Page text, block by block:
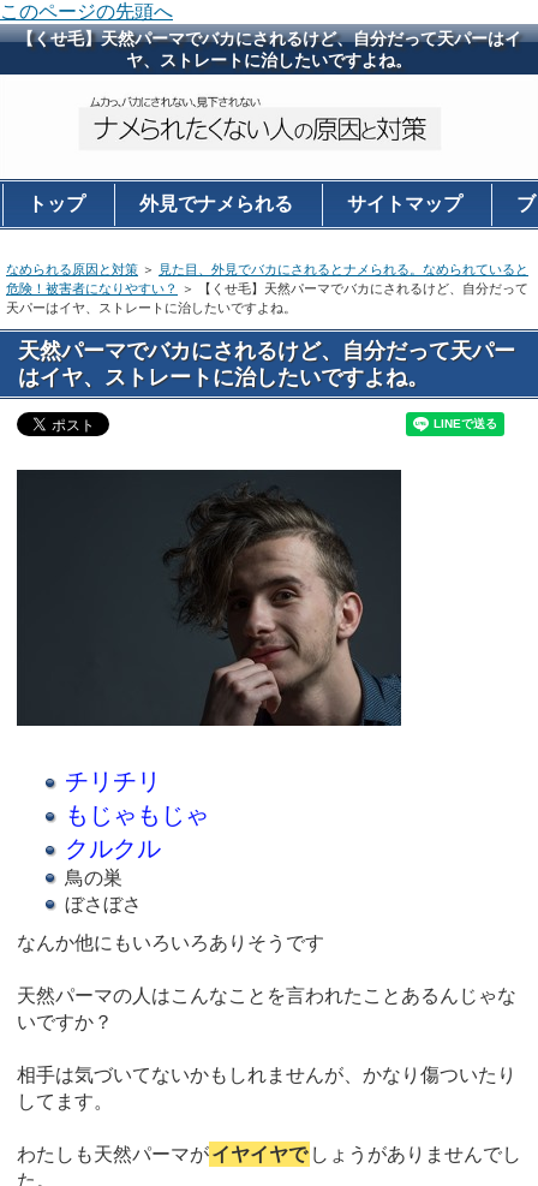
このページの先頭へ
【くせ毛】天然パーマでバカにされるけど、自分だって天パーはイ
ヤ、ストレートに治したいですよね。
トップ 外見でナメられる サイトマップ ブ
なめられる原因と対策 ＞
見た目、外見でバカにされるとナメられる。なめられていると
危険！被害者になりやすい？
＞ 【くせ毛】天然パーマでバカにされるけど、自分だって
天パーはイヤ、ストレートに治したいですよね。
天然パーマでバカにされるけど、自分だって天パー
はイヤ、ストレートに治したいですよね。
チリチリ
もじゃもじゃ
クルクル
鳥の巣
ぼさぼさ
なんか他にもいろいろありそうです
天然パーマの人はこんなことを言われたことあるんじゃな
いですか？
相手は気づいてないかもしれませんが、かなり傷ついたり
してます。
わたしも天然パーマがイヤイヤで しょうがありませんでし
た。